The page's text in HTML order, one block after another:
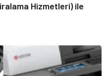
Hizmetleri) ile